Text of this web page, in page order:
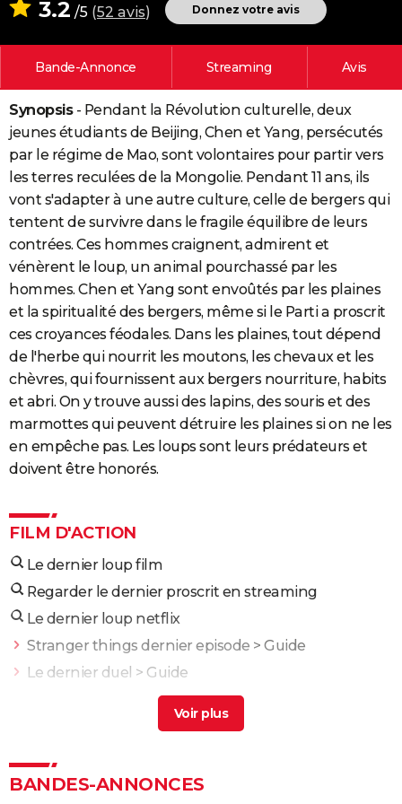
Destinations
City break
Voyage nature
Voyage de noces
Forum
Climat
+
BONS PLANS
CARTE DE VOEUX
Carte de Noël
Carte Bonne année
Carte Saint-Valentin
Carte Pâques
Carte d'anniversaire
DICTIONNAIRE
Dictionnaire
Biographies
Citations
Expressions
Proverbes
PROGRAMME TV
COPAINS D'AVANT
S'inscrire
Se connecter
Lycées
Collèges
Primaires
Universités
Entreprises
Service militaire
Avis de recherche
AVIS DE DÉCÈS
FORUM
Bricolage
Television
3.2 /5 (52 avis) Donnez votre avis
Bande-Annonce Streaming Avis
Synopsis- Pendant la Révolution culturelle, deux
jeunes étudiants de Beijing, Chen et Yang, persécutés
par le régime de Mao, sont volontaires pour partir vers
les terres reculées de la Mongolie. Pendant 11 ans, ils
vont s'adapter à une autre culture, celle de bergers qui
tentent de survivre dans le fragile équilibre de leurs
contrées. Ces hommes craignent, admirent et
vénèrent le loup, un animal pourchassé par les
hommes. Chen et Yang sont envoûtés par les plaines
et la spiritualité des bergers, même si le Parti a proscrit
ces croyances féodales. Dans les plaines, tout dépend
de l'herbe qui nourrit les moutons, les chevaux et les
chèvres, qui fournissent aux bergers nourriture, habits
et abri. On y trouve aussi des lapins, des souris et des
marmottes qui peuvent détruire les plaines si on ne les
en empêche pas. Les loups sont leurs prédateurs et
doivent être honorés.
FILM D'ACTION
Le dernier loup film
Regarder le dernier proscrit en streaming
Le dernier loup netflix
Stranger things dernier episode > Guide
Le dernier duel > Guide
Le dernier maitre de l'air 2> Guide
Le loup et le lion netflix
> Guide
Fast and Furious 10 : séances, bande-annonce,
BANDES-ANNONCES